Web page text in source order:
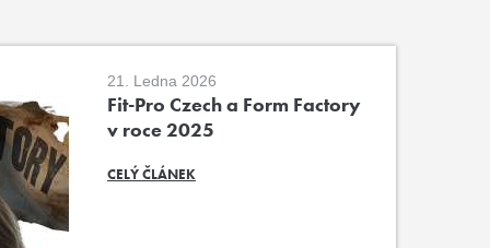
21. Ledna 2026
Fit-Pro Czech a Form Factory
v roce 2025
CELÝ ČLÁNEK